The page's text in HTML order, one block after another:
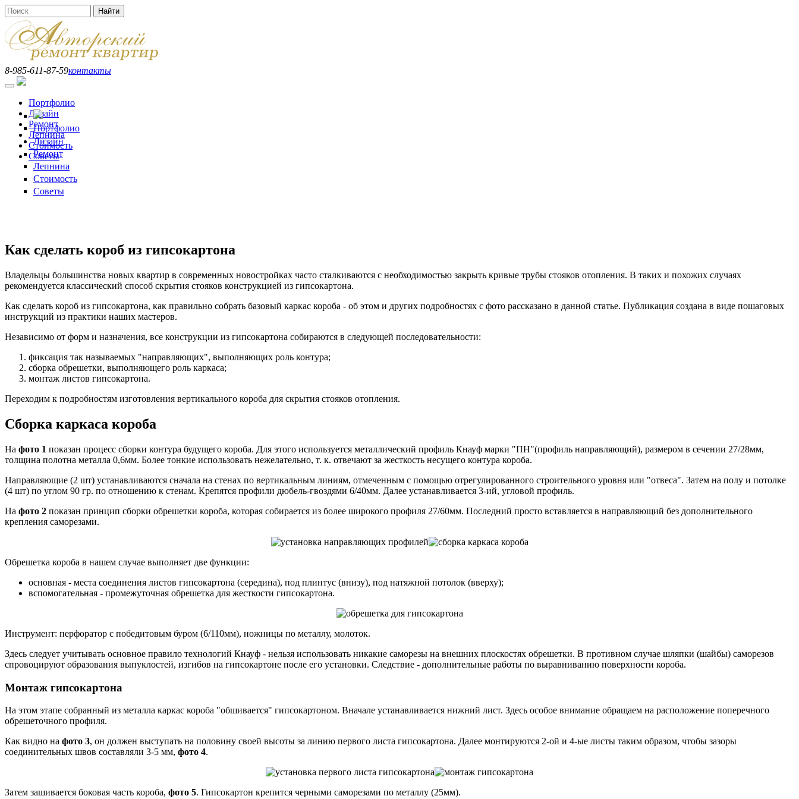
Перейти к основному содержанию
Форма поиска
Найти
8-985-611-87-59контакты
Портфолио
Дизайн
Ремонт
Лепнина
Стоимость
Советы
Портфолио
Дизайн
Ремонт
Лепнина
Стоимость
Советы
Как сделать короб из гипсокартона
Владельцы большинства новых квартир в современных новостройках часто сталкиваются с необходимостью закрыть кривые трубы стояков отопления. В таких и похожих случаях
рекомендуется классический способ скрытия стояков конструкцией из гипсокартона.
Как сделать короб из гипсокартона, как правильно собрать базовый каркас короба - об этом и других подробностях с фото рассказано в данной статье. Публикация создана в виде пошаговых
инструкций из практики наших мастеров.
Независимо от форм и назначения, все конструкции из гипсокартона собираются в следующей последовательности:
фиксация так называемых "направляющих", выполняющих роль контура;
сборка обрешетки, выполняющего роль каркаса;
монтаж листов гипсокартона.
Переходим к подробностям изготовления вертикального короба для скрытия стояков отопления.
Сборка каркаса короба
На фото 1 показан процесс сборки контура будущего короба. Для этого используется металлический профиль Кнауф марки "ПН"(профиль направляющий), размером в сечении 27/28мм,
толщина полотна металла 0,6мм. Более тонкие использовать нежелательно, т. к. отвечают за жесткость несущего контура короба.
Направляющие (2 шт) устанавливаются сначала на стенах по вертикальным линиям, отмеченным с помощью отрегулированного строительного уровня или "отвеса". Затем на полу и потолке
(4 шт) по углом 90 гр. по отношению к стенам. Крепятся профили дюбель-гвоздями 6/40мм. Далее устанавливается 3-ий, угловой профиль.
На фото 2 показан принцип сборки обрешетки короба, которая собирается из более широкого профиля 27/60мм. Последний просто вставляется в направляющий без дополнительного
крепления саморезами.
Обрешетка короба в нашем случае выполняет две функции:
основная - места соединения листов гипсокартона (середина), под плинтус (внизу), под натяжной потолок (вверху);
вспомогательная - промежуточная обрешетка для жесткости гипсокартона.
Инструмент: перфоратор с победитовым буром (6/110мм), ножницы по металлу, молоток.
Здесь следует учитывать основное правило технологий Кнауф - нельзя использовать никакие саморезы на внешних плоскостях обрешетки. В противном случае шляпки (шайбы) саморезов
спровоцируют образования выпуклостей, изгибов на гипсокартоне после его установки. Следствие - дополнительные работы по выравниванию поверхности короба.
Монтаж гипсокартона
На этом этапе собранный из металла каркас короба "обшивается" гипсокартоном. Вначале устанавливается нижний лист. Здесь особое внимание обращаем на расположение поперечного
обрешеточного профиля.
Как видно на фото 3, он должен выступать на половину своей высоты за линию первого листа гипсокартона. Далее монтируются 2-ой и 4-ые листы таким образом, чтобы зазоры
соединительных швов составляли 3-5 мм, фото 4.
Затем зашивается боковая часть короба, фото 5. Гипсокартон крепится черными саморезами по металлу (25мм).